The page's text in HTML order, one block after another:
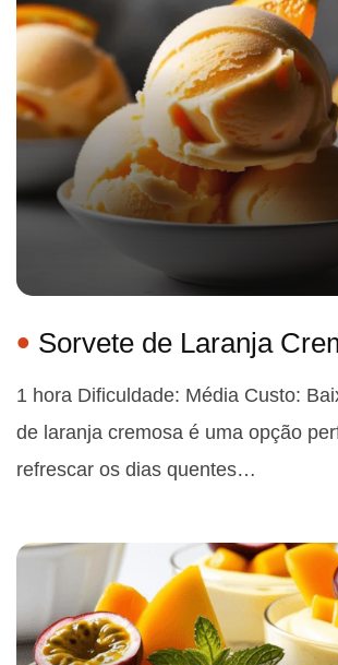
Sorvete de Laranja
1 hora Dificuldade: Média Custo:
de laranja cremosa é uma opção
refrescar os dias quentes…